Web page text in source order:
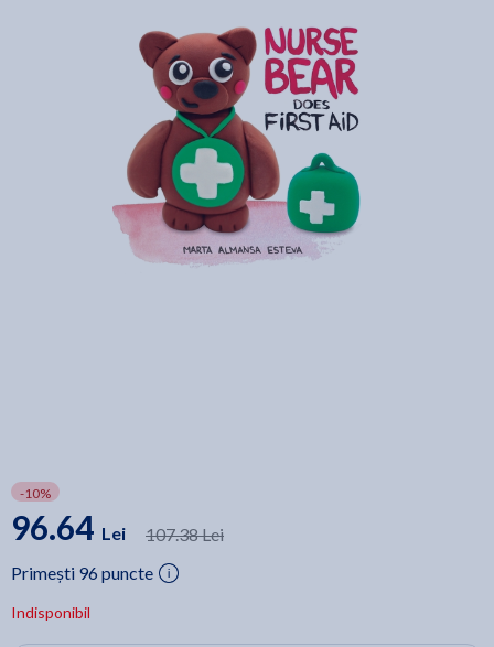
-10%
96.64 Lei
107.38 Lei
Primești 96 puncte
Indisponibil